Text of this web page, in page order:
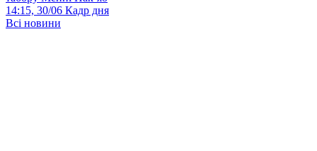
14:15, 30/06 Кадр дня
Всі новини